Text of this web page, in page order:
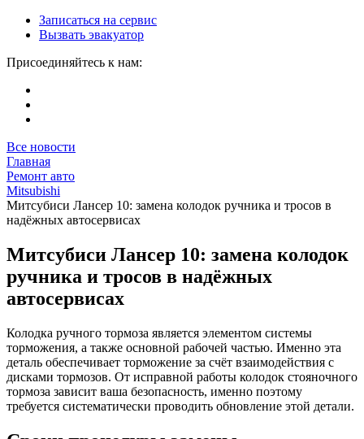
Записаться на сервис
Вызвать эвакуатор
Присоединяйтесь к нам:
Все новости
Главная
Ремонт авто
Mitsubishi
Митсубиси Лансер 10: замена колодок ручника и тросов в
надёжных автосервисах
Митсубиси Лансер 10: замена колодок
ручника и тросов в надёжных
автосервисах
Колодка ручного тормоза является элементом системы
торможения, а также основной рабочей частью. Именно эта
деталь обеспечивает торможение за счёт взаимодействия с
дисками тормозов. От исправной работы колодок стояночного
тормоза зависит ваша безопасность, именно поэтому
требуется систематически проводить обновление этой детали.